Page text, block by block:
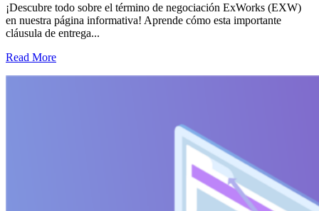
¡Descubre todo sobre el término de negociación ExWorks (EXW)
en nuestra página informativa! Aprende cómo esta importante
cláusula de entrega...
Read More